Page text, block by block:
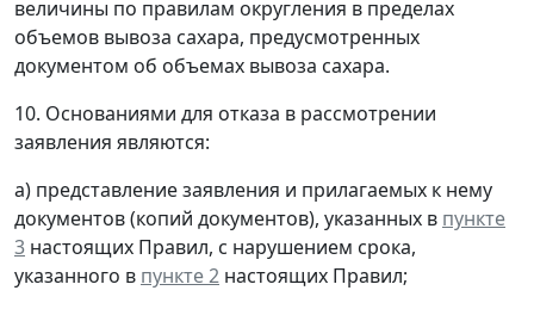
величины по правилам округления в пределах
объемов вывоза сахара, предусмотренных
документом об объемах вывоза сахара.
10. Основаниями для отказа в рассмотрении
заявления являются:
а) представление заявления и прилагаемых к нему
документов (копий документов), указанных в пункте
3 настоящих Правил, с нарушением срока,
указанного в пункте 2 настоящих Правил;